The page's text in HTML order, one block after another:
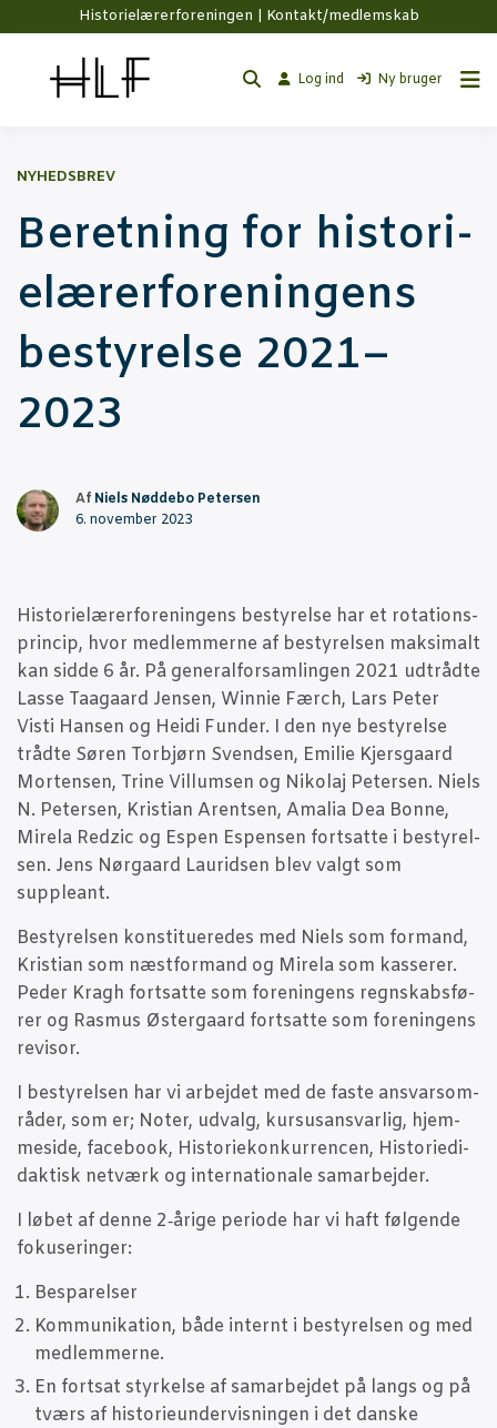
Historielærerforeningen | Kontakt/medlemskab
Log ind Ny bruger
NYHEDSBREV
Beret­ning for histo­ri­
e­læ­rer­for­e­nin­gens
besty­rel­se 2021–
2023
Af Niels Nøddebo Petersen
6. november 2023
Histo­ri­e­læ­rer­for­e­nin­gens besty­rel­se har et rota­tions­
prin­cip, hvor med­lem­mer­ne af besty­rel­sen mak­si­malt
kan sid­de 6 år. På gene­ral­for­sam­lin­gen 2021 udt­rå­d­te
Las­se Taa­gaard Jen­sen, Win­nie Færch, Lars Peter
Visti Han­sen og Hei­di Fun­der. I den nye besty­rel­se
trå­d­te Søren Tor­b­jørn Svend­sen, Emi­lie Kjers­gaard
Mor­ten­sen, Tri­ne Vil­lum­sen og Niko­laj Peter­sen. Niels
N. Peter­sen, Kri­sti­an Arent­sen, Ama­lia Dea Bon­ne,
Mire­la Redzic og Espen Espen­sen fort­sat­te i besty­rel­
sen. Jens Nør­gaard Laurid­sen blev valgt som
suppleant.
Besty­rel­sen kon­sti­tu­e­re­des med Niels som for­mand,
Kri­sti­an som næst­for­mand og Mire­la som kas­se­rer.
Peder Kragh fort­sat­te som for­e­nin­gens regn­skabs­fø­
rer og Ras­mus Øster­gaard fort­sat­te som for­e­nin­gens
revisor.
I besty­rel­sen har vi arbej­det med de faste ansvars­om­
rå­der, som er; Noter, udvalg, kur­sus­ansvar­lig, hjem­
mesi­de, face­book, Histo­rie­kon­kur­ren­cen, Histo­ri­e­di­
dak­tisk net­værk og inter­na­tio­na­le samarbejder.
I løbet af den­ne 2‑årige peri­o­de har vi haft føl­gen­de
fokuseringer:
Bespa­rel­ser
Kom­mu­ni­ka­tion, både inter­nt i besty­rel­sen og med
medlemmerne.
En fort­sat styr­kel­se af sam­ar­bej­det på langs og på
tværs af histo­ri­e­un­der­vis­nin­gen i det dan­ske